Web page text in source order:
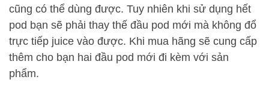
cũng có thể dùng được. Tuy nhiên khi sử dụng hết
pod bạn sẽ phải thay thế đầu pod mới mà không đổ
trực tiếp juice vào được. Khi mua hãng sẽ cung cấp
thêm cho bạn hai đầu pod mới đi kèm với sản
phẩm.